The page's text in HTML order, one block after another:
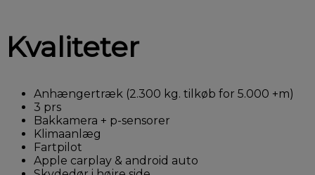
Kvaliteter
Anhængertræk (2.300 kg. tilkøb for 5.000 +m)
3 prs
Bakkamera + p-sensorer
Klimaanlæg
Fartpilot
Apple carplay & android auto